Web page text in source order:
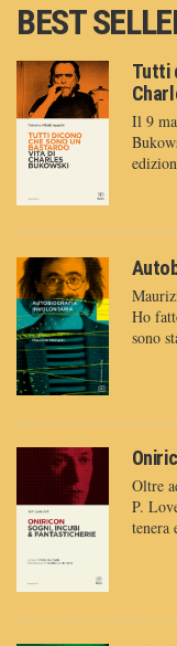
BEST
Tutti
Il 9
Ho
sono
Oltre
P.
tenera